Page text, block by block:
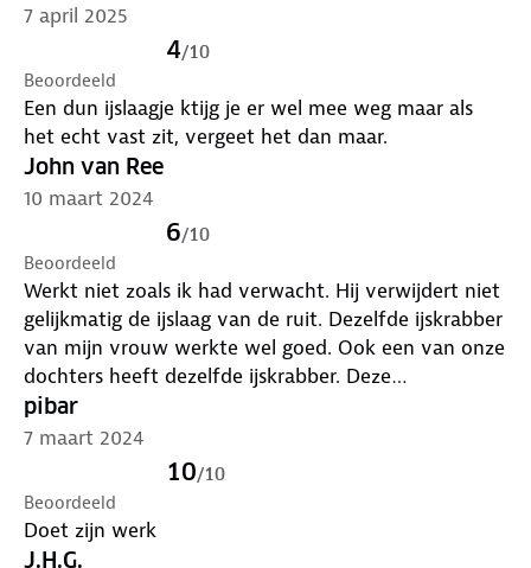
7 april 2025
4/10
Beoordeeld
Een dun ijslaagje ktijg je er wel mee weg maar als
het echt vast zit, vergeet het dan maar.
John van Ree
10 maart 2024
6/10
Beoordeeld
Werkt niet zoals ik had verwacht. Hij verwijdert niet
gelijkmatig de ijslaag van de ruit. Dezelfde ijskrabber
van mijn vrouw werkte wel goed. Ook een van onze
dochters heeft dezelfde ijskrabber. Deze
veroorzaakte krassen in de ruit. Al met al geen
topproduct...
pibar
7 maart 2024
10/10
Beoordeeld
Doet zijn werk
J.H.G.